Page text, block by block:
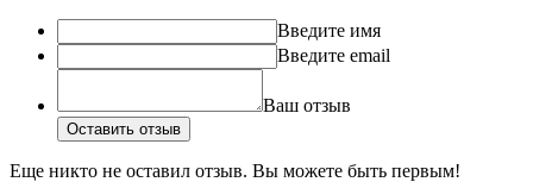
Введите имя
Введите email
Ваш отзыв
Оставить отзыв
Еще никто не оставил отзыв. Вы можете быть первым!